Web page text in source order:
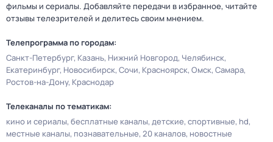
фильмы и сериалы. Добавляйте передачи в избранное, читайте
отзывы телезрителей и делитесь своим мнением.
Телепрограмма по городам:
Санкт-Петербург Казань Нижний Новгород Челябинск
Екатеринбург Новосибирск Сочи Красноярск Омск Самара
Ростов-на-Дону Краснодар
Телеканалы по тематикам:
кино и сериалы бесплатные каналы детские спортивные hd
местные каналы познавательные 20 каналов новостные